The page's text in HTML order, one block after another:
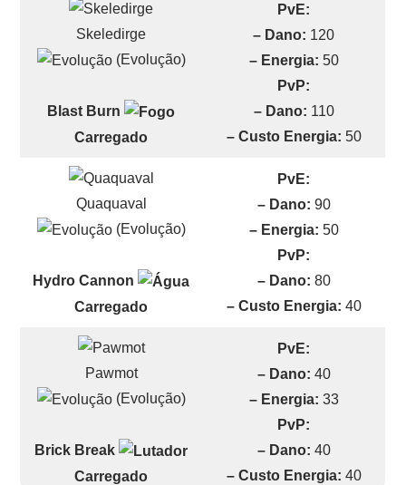
Skeledirge
(Evolução)
Blast Burn
Carregado
PvE:
– Dano: 120
– Energia: 50
PvP:
– Dano: 110
– Custo Energia: 50
Quaquaval
(Evolução)
Hydro Cannon
Carregado
PvE:
– Dano: 90
– Energia: 50
PvP:
– Dano: 80
– Custo Energia: 40
Pawmot
(Evolução)
Brick Break
Carregado
PvE:
– Dano: 40
– Energia: 33
PvP:
– Dano: 40
– Custo Energia: 40